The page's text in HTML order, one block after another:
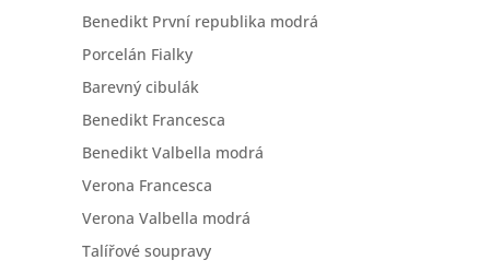
Benedikt První republika modrá
Porcelán Fialky
Barevný cibulák
Benedikt Francesca
Benedikt Valbella modrá
Verona Francesca
Verona Valbella modrá
Talířové soupravy